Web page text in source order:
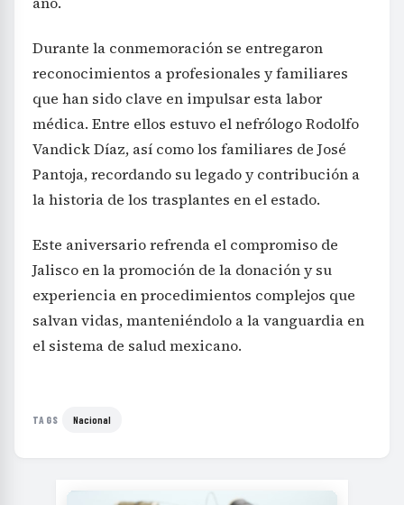
Durante la conmemoración se entregaron
reconocimientos a profesionales y familiares
que han sido clave en impulsar esta labor
médica. Entre ellos estuvo el nefrólogo Rodolfo
Vandick Díaz, así como los familiares de José
Pantoja, recordando su legado y contribución a
la historia de los trasplantes en el estado.
Este aniversario refrenda el compromiso de
Jalisco en la promoción de la donación y su
experiencia en procedimientos complejos que
salvan vidas, manteniéndolo a la vanguardia en
el sistema de salud mexicano.
TAGS Nacional